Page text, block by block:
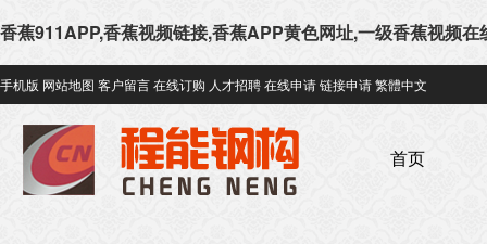
香蕉911APP,香蕉视频链接,香蕉APP黄色网址,一级香蕉视频在
手机版 网站地图 客户留言在线订购 人才招聘在线申请链接申请繁體中文
首页